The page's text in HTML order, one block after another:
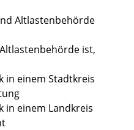
Altlastenbehörde
ist,
in einem Stadtkreis
in einem Landkreis